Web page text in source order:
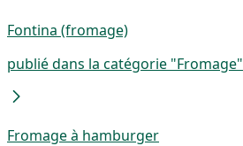
Fontina (fromage)
publié dans la catégorie "Fromage"
Fromage à hamburger